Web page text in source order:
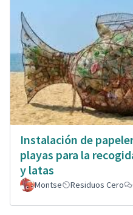
Instalación de
playas para la
y latas
Montse Residuos Cero